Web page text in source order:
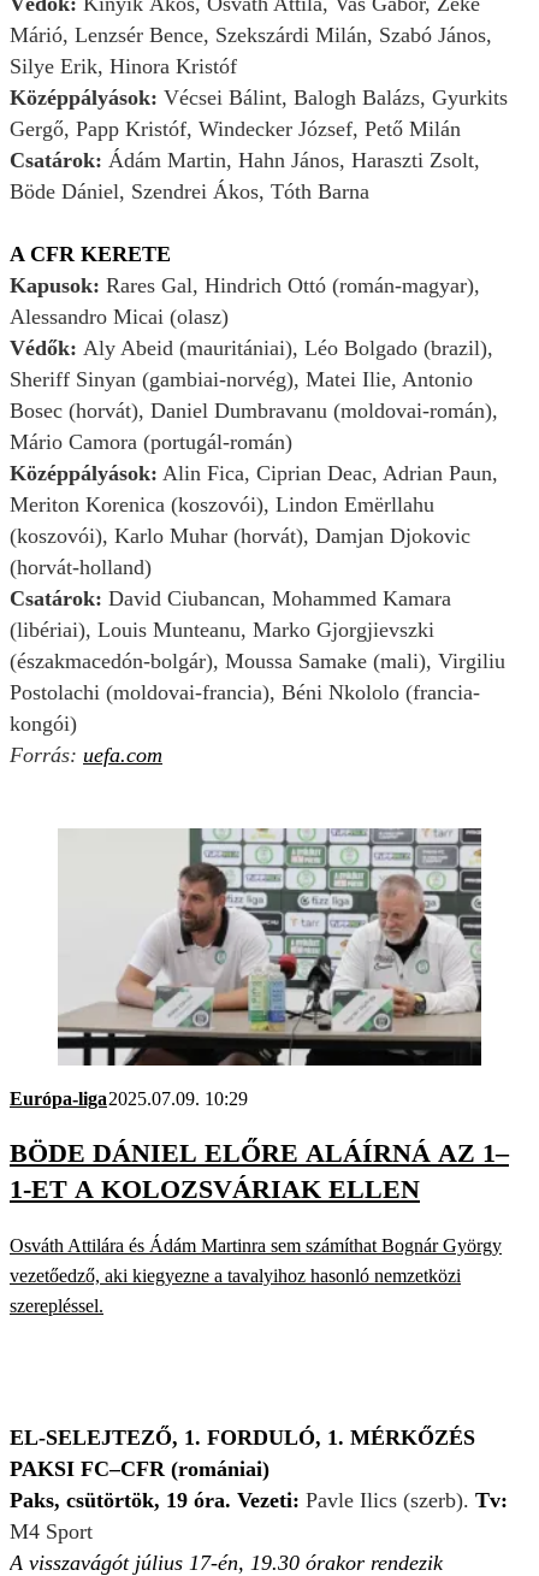
Márió, Lenzsér Bence, Szekszárdi Milán, Szabó János,
Silye Erik, Hinora Kristóf
Középpályások: Vécsei Bálint, Balogh Balázs, Gyurkits
Gergő, Papp Kristóf, Windecker József, Pető Milán
Csatárok: Ádám Martin, Hahn János, Haraszti Zsolt,
Böde Dániel, Szendrei Ákos, Tóth Barna
A CFR KERETE
Kapusok: Rares Gal, Hindrich Ottó (román-magyar),
Alessandro Micai (olasz)
Védők: Aly Abeid (mauritániai), Léo Bolgado (brazil),
Sheriff Sinyan (gambiai-norvég), Matei Ilie, Antonio
Bosec (horvát), Daniel Dumbravanu (moldovai-román),
Mário Camora (portugál-román)
Középpályások: Alin Fica, Ciprian Deac, Adrian Paun,
Meriton Korenica (koszovói), Lindon Emërllahu
(koszovói), Karlo Muhar (horvát), Damjan Djokovic
(horvát-holland)
Csatárok: David Ciubancan, Mohammed Kamara
(libériai), Louis Munteanu, Marko Gjorgjievszki
(északmacedón-bolgár), Moussa Samake (mali), Virgiliu
Postolachi (moldovai-francia), Béni Nkololo (francia-
kongói)
Forrás: uefa.com
Európa-liga2025.07.09. 10:29
BÖDE DÁNIEL ELŐRE ALÁÍRNÁ AZ 1–
1-ET A KOLOZSVÁRIAK ELLEN
Osváth Attilára és Ádám Martinra sem számíthat Bognár György
vezetőedző, aki kiegyezne a tavalyihoz hasonló nemzetközi
szerepléssel.
EL-SELEJTEZŐ, 1. FORDULÓ, 1. MÉRKŐZÉS
PAKSI FC–CFR (romániai)
Paks, csütörtök, 19 óra. Vezeti: Pavle Ilics (szerb). Tv:
M4 Sport
A visszavágót július 17-én, 19.30 órakor rendezik